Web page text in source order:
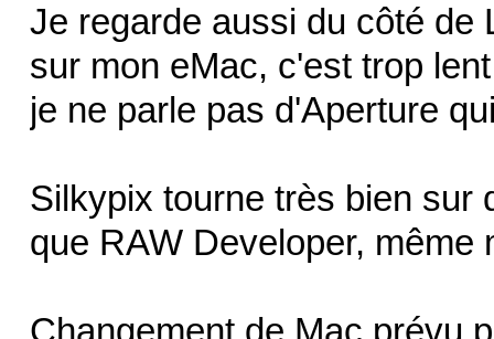
Je regarde aussi du côté de
sur mon eMac, c'est trop
je ne parle pas d'Aperture
Silkypix tourne très bien sur
que RAW Developer, même
Changement de Mac prévu